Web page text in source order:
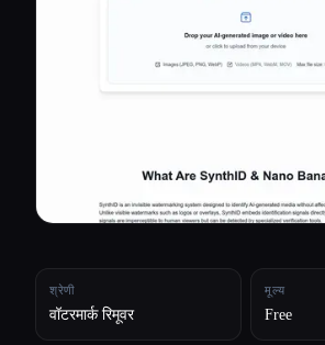
श्रेणी
वॉटरमार्क रिमूवर
मूल्य
Free